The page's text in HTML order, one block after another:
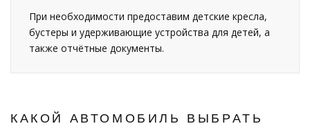
При необходимости предоставим детские кресла,
бустеры и удерживающие устройства для детей, а
также отчётные документы.
КАКОЙ АВТОМОБИЛЬ ВЫБРАТЬ